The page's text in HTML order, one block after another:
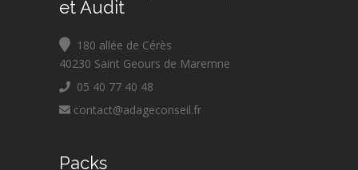
et Audit
180 allée de Cérès
40230 Saint Geours de Maremne
05 40 77 40 48
contact@adageconseil.fr
Packs